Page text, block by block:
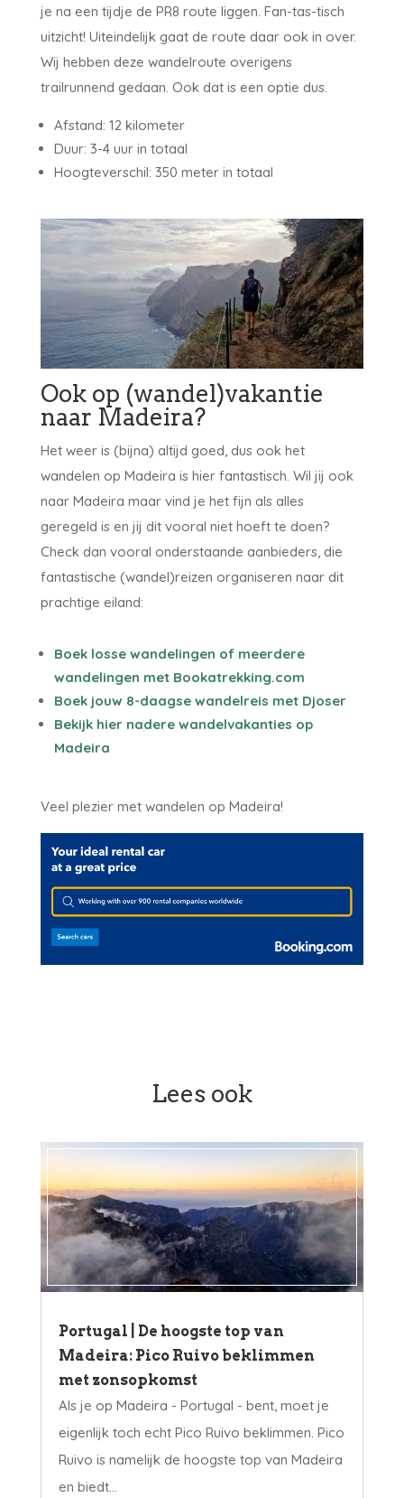
je na een tijdje de PR8 route liggen. Fan-tas-tisch
uitzicht! Uiteindelijk gaat de route daar ook in over.
Wij hebben deze wandelroute overigens
trailrunnend gedaan. Ook dat is een optie dus.
Afstand: 12 kilometer
Duur: 3-4 uur in totaal
Hoogteverschil: 350 meter in totaal
Ook op (wandel)vakantie
naar Madeira?
Het weer is (bijna) altijd goed, dus ook het
wandelen op Madeira is hier fantastisch. Wil jij ook
naar Madeira maar vind je het fijn als alles
geregeld is en jij dit vooral niet hoeft te doen?
Check dan vooral onderstaande aanbieders, die
fantastische (wandel)reizen organiseren naar dit
prachtige eiland:
Boek losse wandelingen of meerdere
wandelingen met Bookatrekking.com
Boek jouw 8-daagse wandelreis met Djoser
Bekijk hier nadere wandelvakanties op
Madeira
Veel plezier met wandelen op Madeira!
Lees ook
Portugal | De hoogste top van
Madeira: Pico Ruivo beklimmen
met zonsopkomst
Als je op Madeira - Portugal - bent, moet je
eigenlijk toch echt Pico Ruivo beklimmen. Pico
Ruivo is namelijk de hoogste top van Madeira
en biedt...